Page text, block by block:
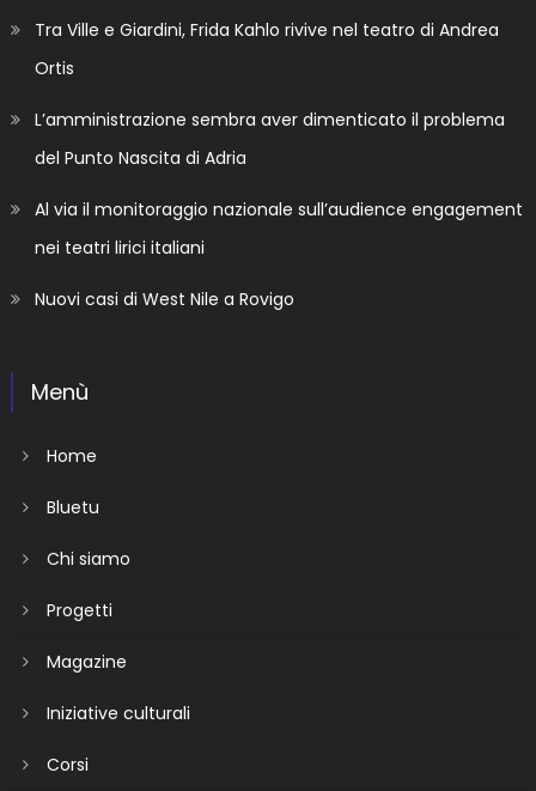
Tra Ville e Giardini, Frida Kahlo rivive nel teatro di Andrea
Ortis
L’amministrazione sembra aver dimenticato il problema
del Punto Nascita di Adria
Al via il monitoraggio nazionale sull’audience engagement
nei teatri lirici italiani
Nuovi casi di West Nile a Rovigo
Menù
Home
Bluetu
Chi siamo
Progetti
Magazine
Iniziative culturali
Corsi